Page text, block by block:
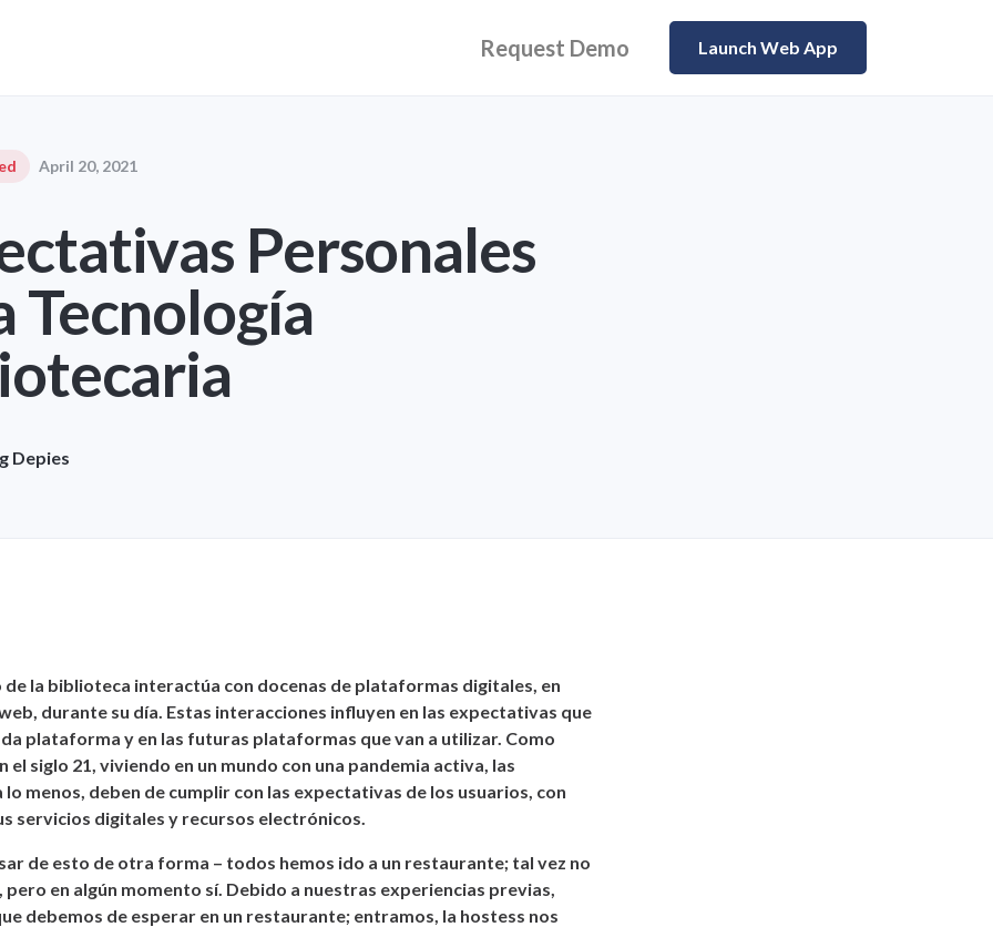
Launch Web App
Request Demo
April 20, 2021
Personales
Tecnología
Depies
de la biblioteca interactúa con docenas de plataformas digitales, en
durante su día. Estas interacciones influyen en las expectativas que
plataforma y en las futuras plataformas que van a utilizar. Como
el siglo 21, viviendo en un mundo con una pandemia activa, las
menos, deben de cumplir con las expectativas de los usuarios, con
servicios digitales y recursos electrónicos.
de esto de otra forma – todos hemos ido a un restaurante; tal vez no
en algún momento sí. Debido a nuestras experiencias previas,
debemos de esperar en un restaurante; entramos, la hostess nos